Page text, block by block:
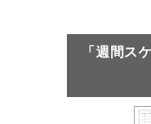
「週間ス